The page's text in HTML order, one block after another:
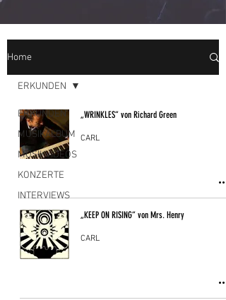
Home
ERKUNDEN
MUSIKALBUM
MUSIKVIDEOS
KONZERTE
INTERVIEWS
ERKUNDEN
„WRINKLES“ von Richard Green
CARL
„KEEP ON RISING“ von Mrs. Henry
CARL